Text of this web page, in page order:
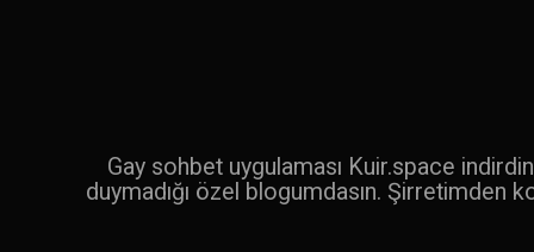
Gay sohbet uygulaması Kuir.space
duymadığı özel blogumdasın. Şirretimden